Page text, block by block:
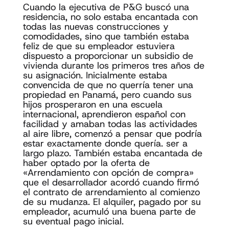
Cuando la ejecutiva de P&G buscó una
residencia, no solo estaba encantada con
todas las nuevas construcciones y
comodidades, sino que también estaba
feliz de que su empleador estuviera
dispuesto a proporcionar un subsidio de
vivienda durante los primeros tres años de
su asignación. Inicialmente estaba
convencida de que no querría tener una
propiedad en Panamá, pero cuando sus
hijos prosperaron en una escuela
internacional, aprendieron español con
facilidad y amaban todas las actividades
al aire libre, comenzó a pensar que podría
estar exactamente donde quería. ser a
largo plazo. También estaba encantada de
haber optado por la oferta de
«Arrendamiento con opción de compra»
que el desarrollador acordó cuando firmó
el contrato de arrendamiento al comienzo
de su mudanza. El alquiler, pagado por su
empleador, acumuló una buena parte de
su eventual pago inicial.